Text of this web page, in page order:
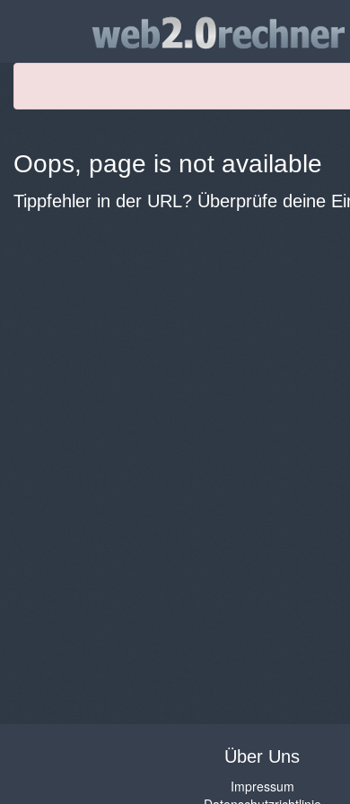
Oops, page is not available
Tippfehler in der URL? Überprüfe deine
Über Uns
Impressum